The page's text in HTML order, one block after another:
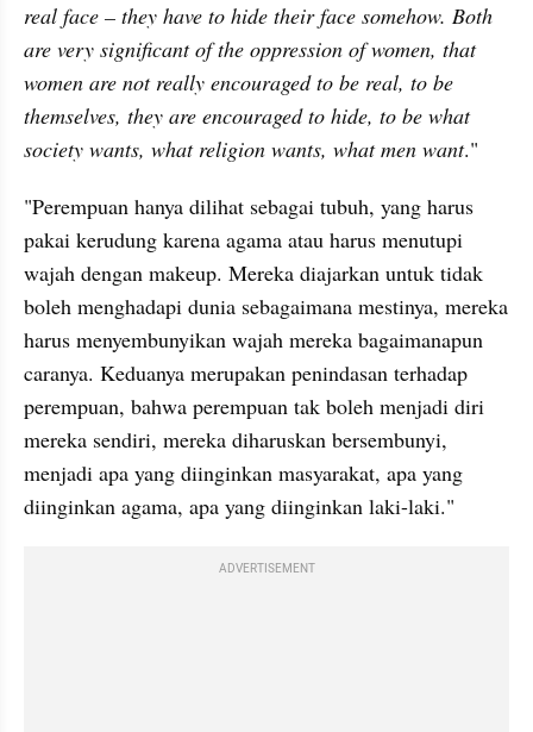
real face – they have to hide their face somehow. Both
are very significant of the oppression of women, that
women are not really encouraged to be real, to be
themselves, they are encouraged to hide, to be what
society wants, what religion wants, what men want."
"Perempuan hanya dilihat sebagai tubuh, yang harus
pakai kerudung karena agama atau harus menutupi
wajah dengan makeup. Mereka diajarkan untuk tidak
boleh menghadapi dunia sebagaimana mestinya, mereka
harus menyembunyikan wajah mereka bagaimanapun
caranya. Keduanya merupakan penindasan terhadap
perempuan, bahwa perempuan tak boleh menjadi diri
mereka sendiri, mereka diharuskan bersembunyi,
menjadi apa yang diinginkan masyarakat, apa yang
diinginkan agama, apa yang diinginkan laki-laki."
ADVERTISEMENT